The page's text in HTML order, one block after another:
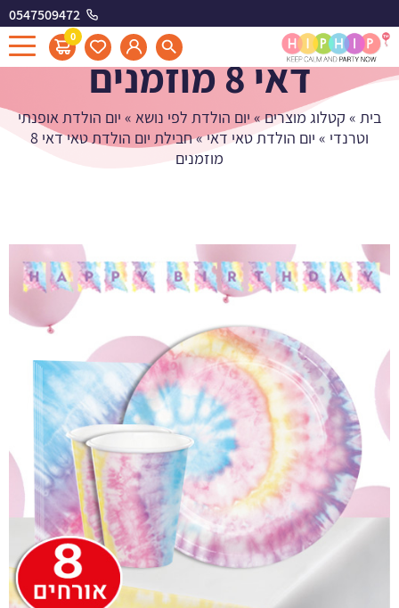
0547509472
0
חבילת יום הולדת טאי
דאי 8 מוזמנים
בית » קטלוג מוצרים»יום הולדת לפי נושא » יום הולדת אופנתי
וטרנדי » יום הולדת טאי דאי»
חבילת יום הולדת טאי דאי 8
מוזמנים